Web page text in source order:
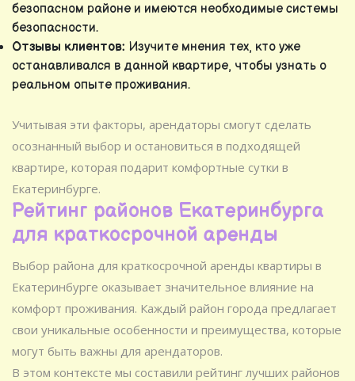
безопасном районе и имеются необходимые системы
безопасности.
Отзывы клиентов: Изучите мнения тех, кто уже
останавливался в данной квартире, чтобы узнать о
реальном опыте проживания.
Учитывая эти факторы, арендаторы смогут сделать
осознанный выбор и остановиться в подходящей
квартире, которая подарит комфортные сутки в
Екатеринбурге.
Рейтинг районов Екатеринбурга
для краткосрочной аренды
Выбор района для краткосрочной аренды квартиры в
Екатеринбурге оказывает значительное влияние на
комфорт проживания. Каждый район города предлагает
свои уникальные особенности и преимущества, которые
могут быть важны для арендаторов.
В этом контексте мы составили рейтинг лучших районов